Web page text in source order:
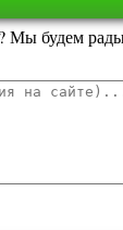
Мы будем